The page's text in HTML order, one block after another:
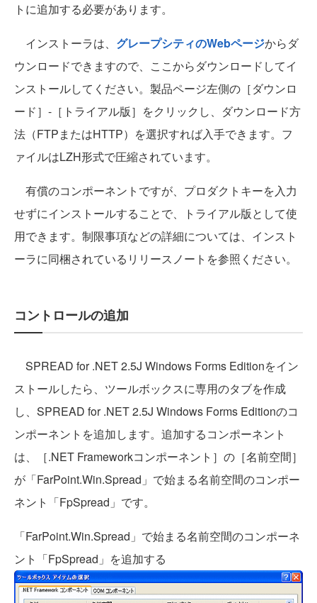
トに追加する必要があります。
インストーラは、 グレープシティのWebページからダ
ウンロードできますので、ここからダウンロードしてイ
ンストールしてください。製品ページ左側の［ダウンロ
ード］-［トライアル版］をクリックし、ダウンロード方
法（FTPまたはHTTP）を選択すれば入手できます。フ
ァイルはLZH形式で圧縮されています。
有償のコンポーネントですが、プロダクトキーを入力
せずにインストールすることで、トライアル版として使
用できます。制限事項などの詳細については、インスト
ーラに同梱されているリリースノートを参照ください。
コントロールの追加
SPREAD for .NET 2.5J Windows Forms Editionをイン
ストールしたら、ツールボックスに専用のタブを作成
し、SPREAD for .NET 2.5J Windows Forms Editionのコ
ンポーネントを追加します。追加するコンポーネント
は、［.NET Frameworkコンポーネント］の［名前空間］
が「FarPoint.Win.Spread」で始まる名前空間のコンポー
ネント「FpSpread」です。
「FarPoint.Win.Spread」で始まる名前空間のコンポーネ
ント「FpSpread」を追加する